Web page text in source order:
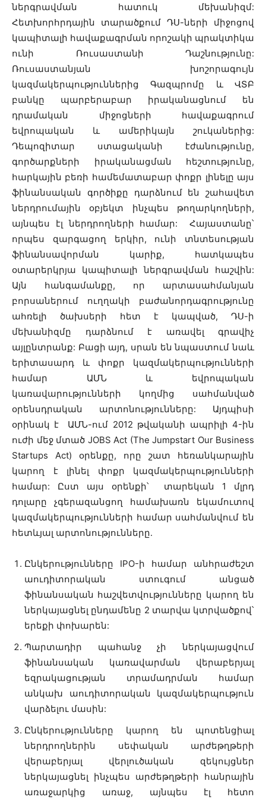
ներգրավման հատուկ մեխանիզմ:
Հետխորհրդային տարածքում ԴՍ-ների միջոցով
կապիտալի հավաքագրման որոշակի պրակտիկա
ունի Ռուսաստանի Դաշնությունը:
Ռուսաստանյան խոշորագույն
կազմակերպություններից Գազպրոմը և ՎՏԲ
բանկը պարբերաբար իրականացնում են
դրամական միջոցների հավաքագրում
եվրոպական և ամերիկայն շուկաներից:
Դեպոզիտար ստացականի էժանությունը,
գործարքների իրականացման հեշտությունը,
հարկային բեռի համեմատաբար փոքր լինելը այս
ֆինանսական գործիքը դարձնում են շահավետ
ներդրումային օբյեկտ ինչպես թողարկողների,
այնպես էլ ներդրողների համար: Հայաստանը՝
որպես զարգացող երկիր, ունի տնտեսության
ֆինանսավորման կարիք, հատկապես
օտարերկրյա կապիտալի ներգրավման հաշվին:
Այն հանգամանքը, որ արտասահմանյան
բորսաներում ուղղակի բաժանորդագրությունը
ահռելի ծախսերի հետ է կապված, ԴՍ-ի
մեխանիզմը դարձնում է առավել գրավիչ
այլընտրանք: Բացի այդ, սրան են նպաստում նաև
երիտասարդ և փոքր կազմակերպությունների
համար ԱՄՆ և եվրոպական
կառավարությունների կողմից սահմանված
օրենսդրական արտոնությունները: Այդպիսի
օրինակ է ԱՄՆ-ում 2012 թվականի ապրիլի 4-ին
ուժի մեջ մտած JOBS Act (The Jumpstart Our Business
Startups Act) օրենքը, որը շատ հեռանկարային
կարող է լինել փոքր կազմակերպությունների
համար: Ըստ այս օրենքի՝ տարեկան 1 մլրդ
դոլարը չգերազանցող համախառն եկամուտով
կազմակերպությունների համար սահմանվում են
հետևյալ արտոնությունները.
Ընկերությունները IPO-ի համար անհրաժեշտ
աուդիտորական ստուգում անցած
ֆինանսական հաշվետվությունները կարող են
ներկայացնել ընդամենը 2 տարվա կտրվածքով՝
երեքի փոխարեն:
Պարտադիր պահանջ չի ներկայացվում
ֆինանսական կառավարման վերաբերյալ
եզրակացության տրամադրման համար
անկախ աուդիտորական կազմակերպություն
վարձելու մասին:
Ընկերությունները կարող են պոտենցիալ
ներդրողներին սեփական արժեթղթերի
վերաբերյալ վերլուծական զեկույցներ
ներկայացնել ինչպես արժեթղթերի հանրային
առաջարկից առաջ, այնպես էլ հետո